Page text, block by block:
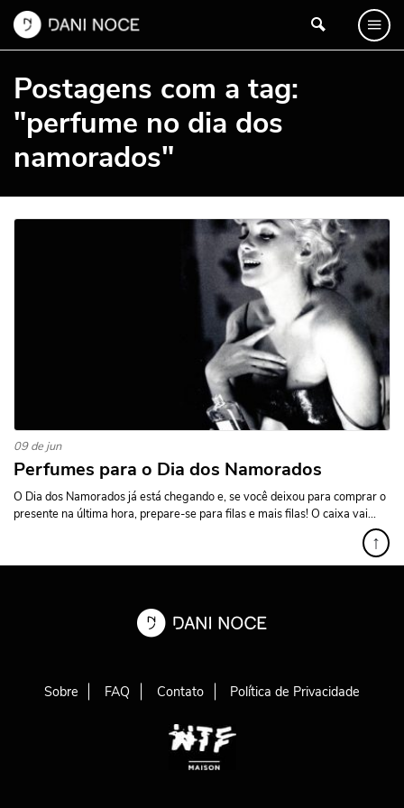
Postagens com a tag:
"perfume no dia dos
namorados"
09 de jun
Perfumes para o Dia dos Namorados
O Dia dos Namorados já está chegando e, se você deixou para comprar o
presente na última hora, prepare-se para filas e mais filas! O caixa vai...
↑
Sobre FAQ Contato Política de Privacidade